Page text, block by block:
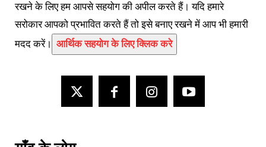
रखने के लिए हम आपसे सहयोग की अपील करते हैं। यदि हमारे
सरोकार आपको प्रभावित करते हैं तो इसे बनाए रखने में आप भी हमारी
मदद करें। आर्थिक सहयोग के लिए क्लिक करे